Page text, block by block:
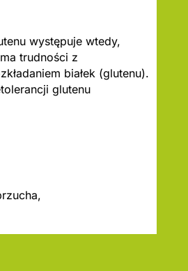
występuje wtedy,
trudności z
białek (glutenu).
glutenu